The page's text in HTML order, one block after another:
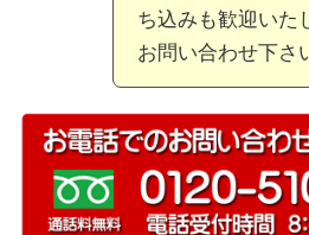
ち込みも歓迎いた
お問い合わせ下さ